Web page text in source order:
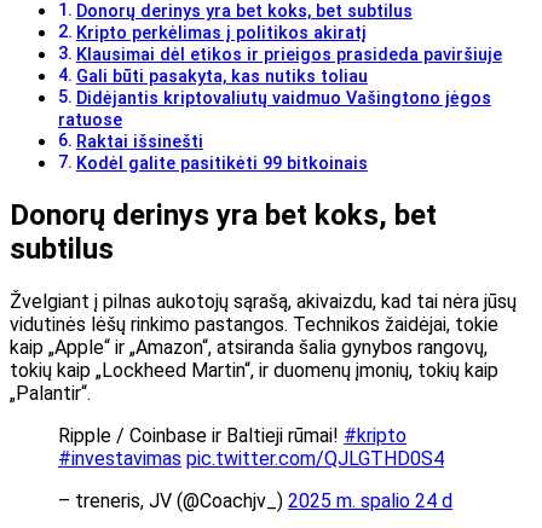
Donorų derinys yra bet koks, bet subtilus
Kripto perkėlimas į politikos akiratį
Klausimai dėl etikos ir prieigos prasideda paviršiuje
Gali būti pasakyta, kas nutiks toliau
Didėjantis kriptovaliutų vaidmuo Vašingtono jėgos
ratuose
Raktai išsinešti
Kodėl galite pasitikėti 99 bitkoinais
Donorų derinys yra bet koks, bet
subtilus
Žvelgiant į pilnas aukotojų sąrašą, akivaizdu, kad tai nėra jūsų
vidutinės lėšų rinkimo pastangos. Technikos žaidėjai, tokie
kaip „Apple“ ir „Amazon“, atsiranda šalia gynybos rangovų,
tokių kaip „Lockheed Martin“, ir duomenų įmonių, tokių kaip
„Palantir“.
Ripple / Coinbase ir Baltieji rūmai! #kripto
#investavimas pic.twitter.com/QJLGTHD0S4
– treneris, JV (@Coachjv_) 2025 m. spalio 24 d